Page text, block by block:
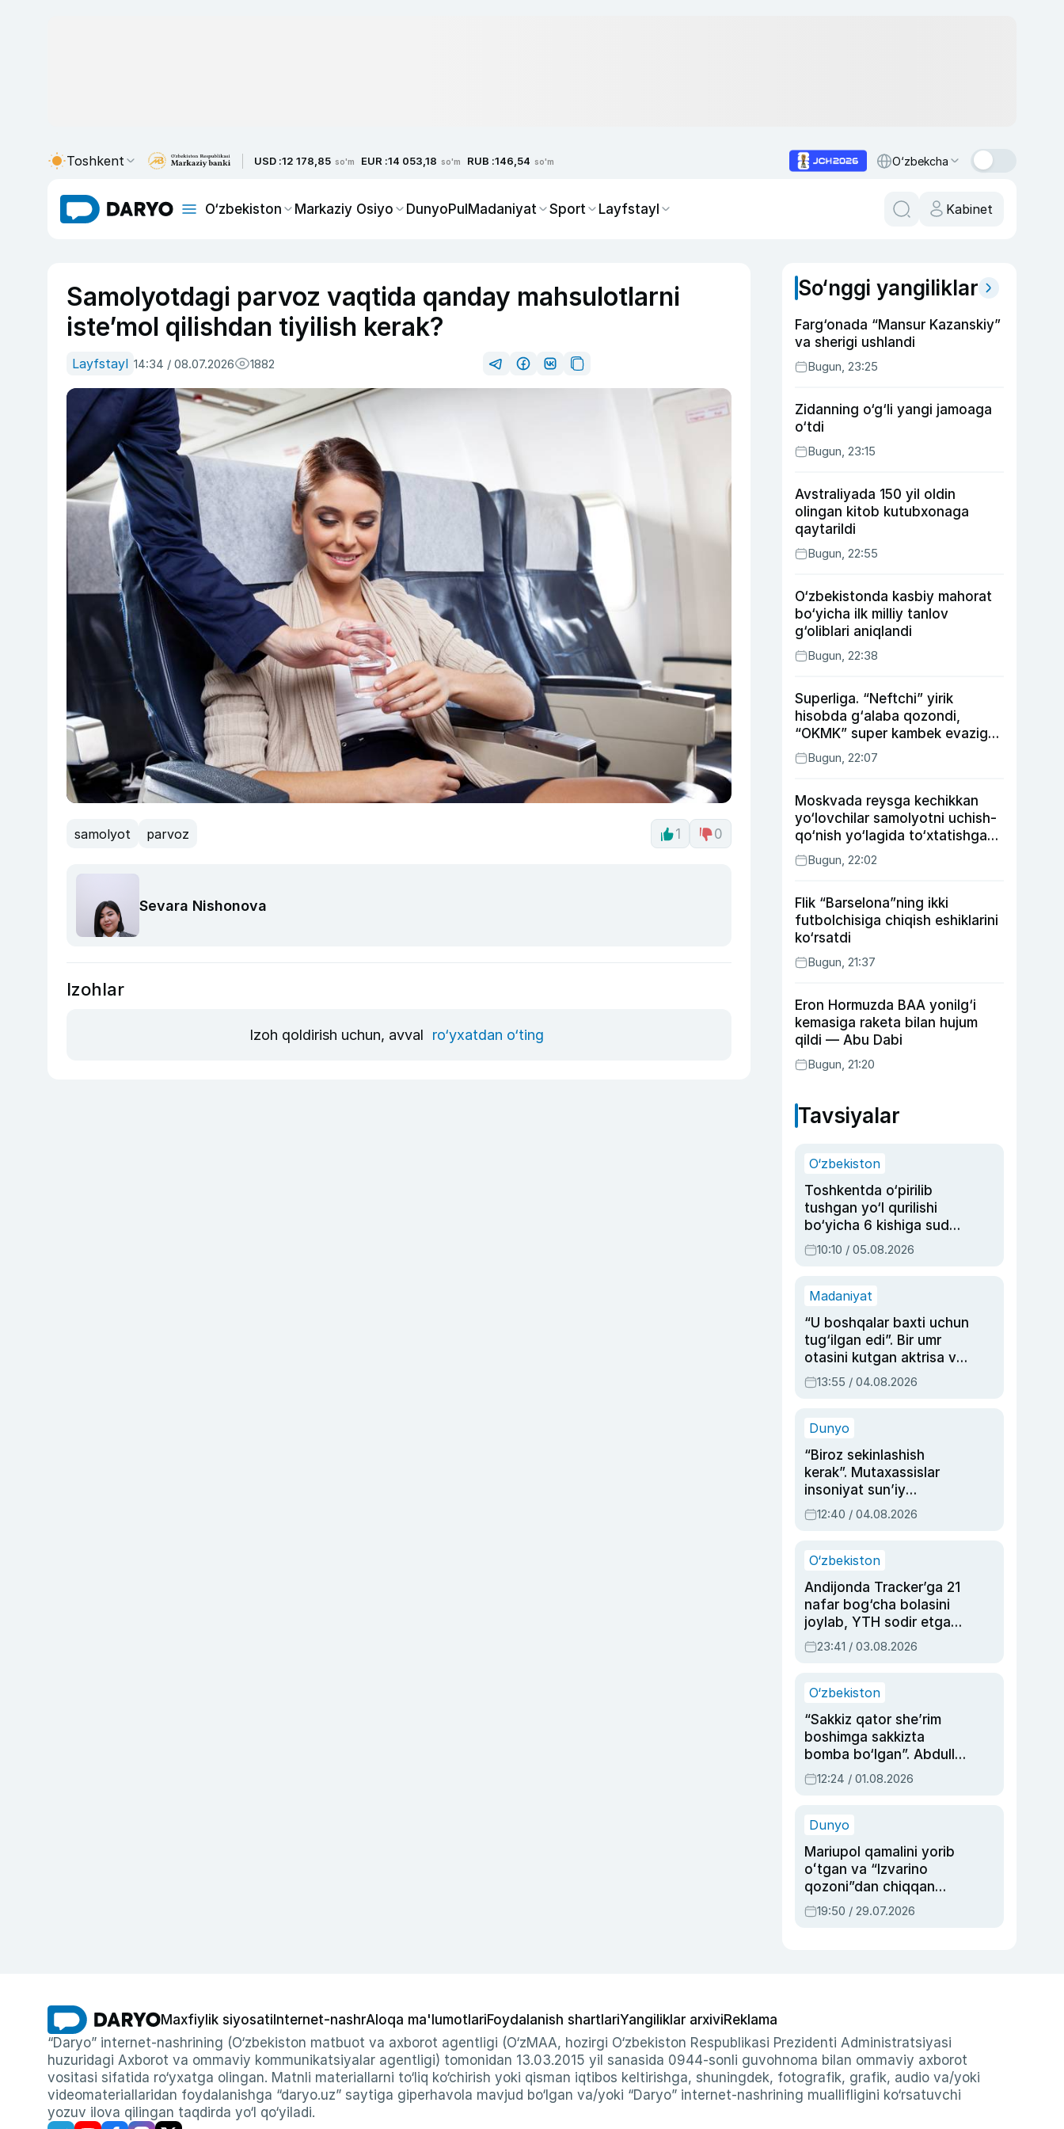
Toshkent USD :12 178,85 so'm EUR :14 053,18 so'm RUB :146,54 so'm O‘zbekcha
O‘zbekiston Markaziy Osiyo DunyoPulMadaniyat Sport Layfstayl Kabinet
Samolyotdagi parvoz vaqtida qanday mahsulotlarni
iste’mol qilishdan tiyilish kerak?
Layfstayl 14:34 / 08.07.2026 1882
samolyot parvoz 1 0
Sevara Nishonova
Izohlar
Izoh qoldirish uchun, avval ro‘yxatdan o‘ting
So‘nggi yangiliklar
Farg‘onada “Mansur Kazanskiy”
va sherigi ushlandi
Bugun, 23:25
Zidanning o‘g‘li yangi jamoaga
o‘tdi
Bugun, 23:15
Avstraliyada 150 yil oldin
olingan kitob kutubxonaga
qaytarildi
Bugun, 22:55
O‘zbekistonda kasbiy mahorat
bo‘yicha ilk milliy tanlov
g‘oliblari aniqlandi
Bugun, 22:38
Superliga. “Neftchi” yirik
hisobda g‘alaba qozondi,
“OKMK” super kambek evaziga
“Bunyodkor”dan ustun keldi,
“Nasaf” durang qayd etdi
Bugun, 22:07
Moskvada reysga kechikkan
yo‘lovchilar samolyotni uchish-
qo‘nish yo‘lagida to‘xtatishga
urindi (video)
Bugun, 22:02
Flik “Barselona”ning ikki
futbolchisiga chiqish eshiklarini
ko‘rsatdi
Bugun, 21:37
Eron Hormuzda BAA yonilg‘i
kemasiga raketa bilan hujum
qildi — Abu Dabi
Bugun, 21:20
Tavsiyalar
O‘zbekiston
Toshkentda o‘pirilib
tushgan yo‘l qurilishi
bo‘yicha 6 kishiga sud
hukmi o‘qildi
10:10 / 05.08.2026
Madaniyat
“U boshqalar baxti uchun
tug‘ilgan edi”. Bir umr
otasini kutgan aktrisa va
dublyaj ustasi Rimma
Ahmedovaning
13:55 / 04.08.2026
Dunyo
“Biroz sekinlashish
kerak”. Mutaxassislar
insoniyat sun’iy
intellektni boshqara
olmay qolishidan xavotir
12:40 / 04.08.2026
O‘zbekiston
Andijonda Tracker’ga 21
nafar bog‘cha bolasini
joylab, YTH sodir etgan
ayolga sud hukmi o‘qildi
23:41 / 03.08.2026
O‘zbekiston
“Sakkiz qator she’rim
boshimga sakkizta
bomba bo‘lgan”. Abdulla
Oripovni siyosiy
ayblovlardan asrab
12:24 / 01.08.2026
Dunyo
Mariupol qamalini yorib
oʻtgan va “Izvarino
qozoni”dan chiqqan
qahramon — Ukraina
armiyasi bosh
19:50 / 29.07.2026
Maxfiylik siyosati Internet-nashrAloqa ma'lumotlariFoydalanish shartlariYangiliklar arxiviReklama
“Daryo” internet-nashrining (O‘zbekiston matbuot va axborot agentligi (O‘zMAA, hozirgi O‘zbekiston Respublikasi Prezidenti Administratsiyasi
huzuridagi Axborot va ommaviy kommunikatsiyalar agentligi) tomonidan 13.03.2015 yil sanasida 0944-sonli guvohnoma bilan ommaviy axborot
vositasi sifatida ro‘yxatga olingan. Matnli materiallarni to‘liq ko‘chirish yoki qisman iqtibos keltirishga, shuningdek, fotografik, grafik, audio va/yoki
videomateriallaridan foydalanishga “daryo.uz” saytiga giperhavola mavjud bo‘lgan va/yoki “Daryo” internet-nashrining muallifligini ko‘rsatuvchi
yozuv ilova qilingan taqdirda yo‘l qo‘yiladi.